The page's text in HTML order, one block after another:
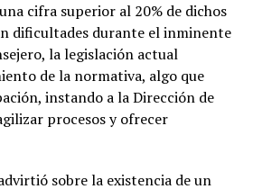
cifra superior al 20% de dichos
dificultades durante el inminente
la legislación actual
de la normativa, algo que
instando a la Dirección de
procesos y ofrecer
sobre la existencia de un